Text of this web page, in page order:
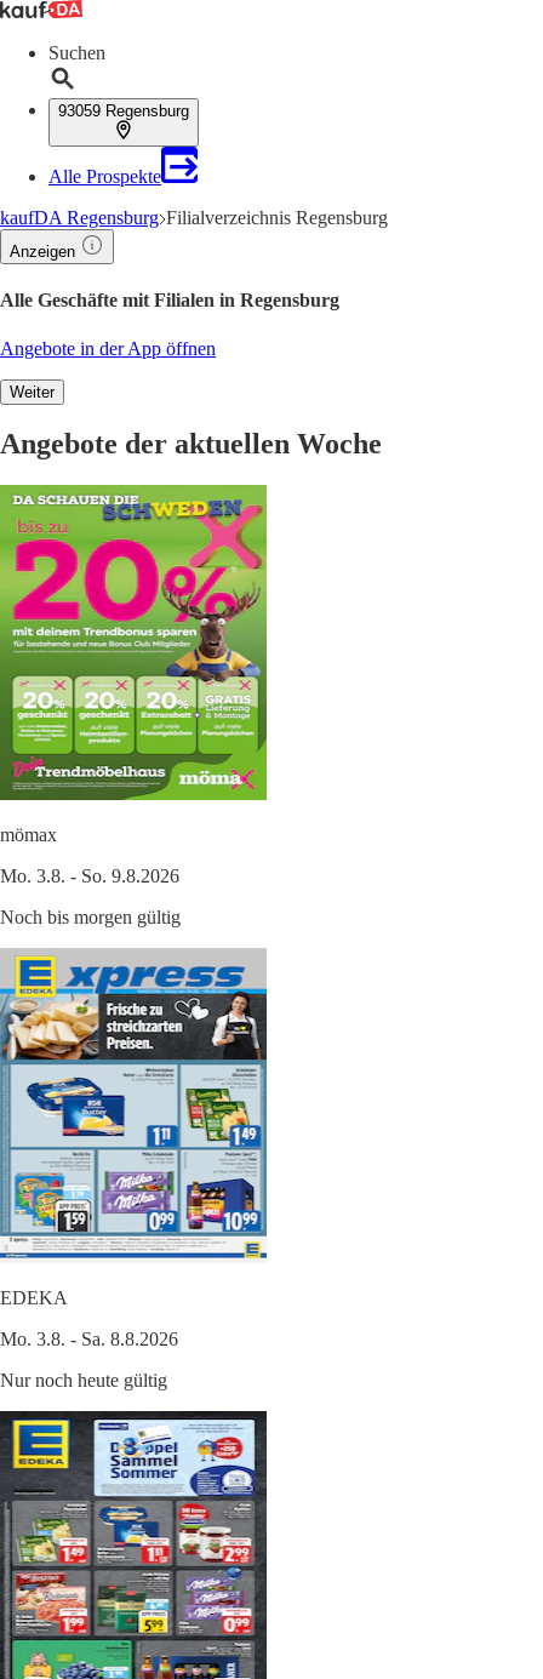
Suchen
93059 Regensburg
Alle Prospekte
kaufDA Regensburg Filialverzeichnis Regensburg
Anzeigen
Alle Geschäfte mit Filialen in Regensburg
Angebote in der App öffnen
Weiter
Angebote der aktuellen Woche
mömax
Mo. 3.8. - So. 9.8.2026
Noch bis morgen gültig
EDEKA
Mo. 3.8. - Sa. 8.8.2026
Nur noch heute gültig